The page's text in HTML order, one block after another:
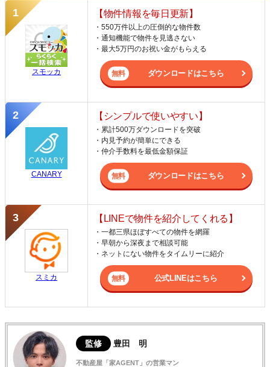
スモッカ
【物件情報を毎日更新】
・550万件以上の圧倒的な物件数
・通知機能で物件を見逃さない
・最大5万円のお祝い金がもらえる
ダウンロードはこちら
CANARY
【シンプルで使いやすい】
・累計500万ダウンロードを突破
・内見予約が簡単にできる
・仲介手数料を最低金額保証
ダウンロードはこちら
スミカ
【LINEで物件を紹介してくれる】
・一都三県ほぼすべての物件を網羅
・早朝から深夜まで相談可能
・ネットにない物件をタイムリーに紹介
公式LINEはこちら
監修 豊田 明
不動産屋「家AGENT」の営業マン